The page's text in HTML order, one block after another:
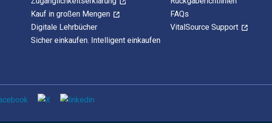
Kauf in großen Mengen
Digitale Lehrbücher
Sicher einkaufen. Intelligent einkaufen
FAQs
VitalSource Support